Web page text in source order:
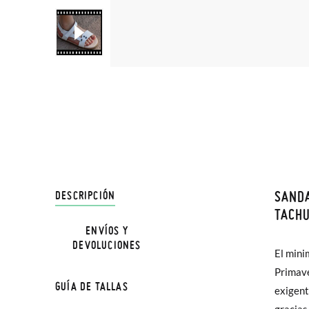
DESCRIPCIÓN
El
su
ENVÍOS Y
DEVOLUCIONES
En
hasta
poco
En
GUÍA DE TALLAS